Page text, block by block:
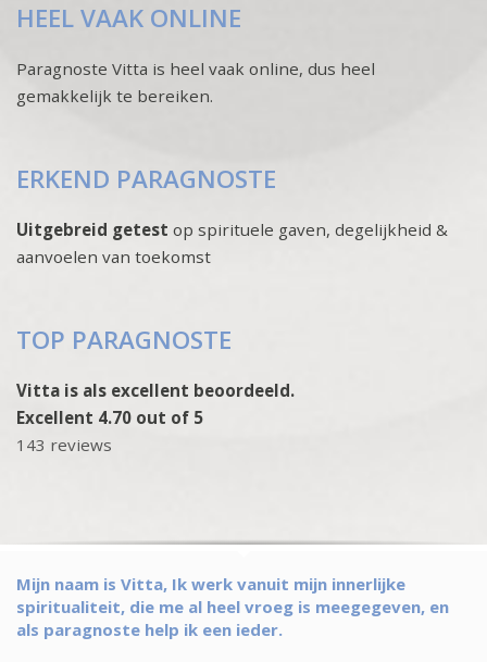
HEEL VAAK ONLINE
Paragnoste Vitta is heel vaak online, dus heel
gemakkelijk te bereiken.
ERKEND PARAGNOSTE
Uitgebreid getest op spirituele gaven, degelijkheid &
aanvoelen van toekomst
TOP PARAGNOSTE
Vitta is als excellent beoordeeld.
Excellent 4.70 out of 5
143 reviews
Mijn naam is Vitta, Ik werk vanuit mijn innerlijke
spiritualiteit, die me al heel vroeg is meegegeven, en
als paragnoste help ik een ieder.